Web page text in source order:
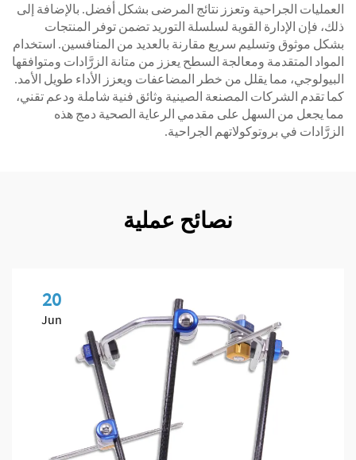
العمليات الجراحية وتعزز نتائج المرضى بشكل أفضل. بالإضافة إلى
ذلك، فإن الإدارة القوية لسلسلة التوريد تضمن توفر المنتجات
بشكل موثوق وتسليم سريع مقارنة بالعديد من المنافسين. استخدام
المواد المتقدمة ومعالجة السطح يعزز من متانة الزرَّادات ومتوافقها
البيولوجي، مما يقلل من خطر المضاعفات ويعزز الأداء طويل الأمد.
كما تقدم الشركات المصنعة الصينية وثائق فنية شاملة ودعم تقني،
مما يجعل من السهل على مقدمي الرعاية الصحية دمج هذه
الزرَّادات في بروتوكولاتهم الجراحية.
نصائح عملية
20
Jun